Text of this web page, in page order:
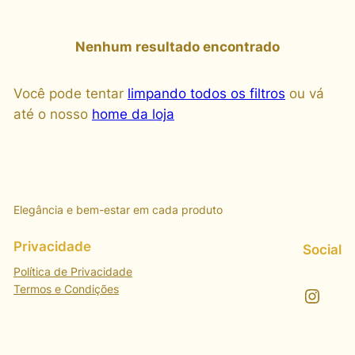
Nenhum resultado encontrado
Você pode tentar limpando todos os filtros ou vá
até o nosso home da loja
Elegância e bem-estar em cada produto
Privacidade
Política de Privacidade
Termos e Condições
Social
Instagram